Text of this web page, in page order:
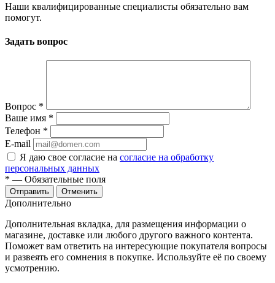
Наши квалифицированные специалисты обязательно вам
помогут.
Задать вопрос
Вопрос *
Ваше имя *
Телефон *
E-mail
Я даю свое согласие на согласие на обработку
персональных данных
* — Обязательные поля
Отменить
Дополнительно
Дополнительная вкладка, для размещения информации о
магазине, доставке или любого другого важного контента.
Поможет вам ответить на интересующие покупателя вопросы
и развеять его сомнения в покупке. Используйте её по своему
усмотрению.